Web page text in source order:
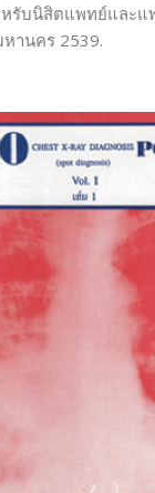
หรับนิสิตแพทย์และแ
หานคร 2539.